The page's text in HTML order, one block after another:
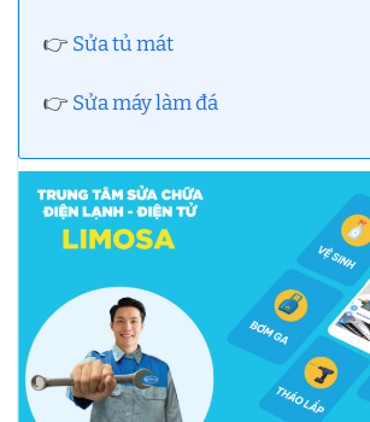
👉 Sửa tủ mát
👉 Sửa máy làm đá